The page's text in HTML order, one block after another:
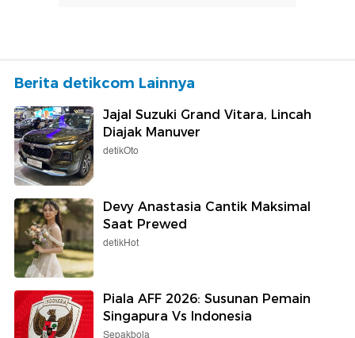
Berita detikcom Lainnya
Jajal Suzuki Grand Vitara, Lincah
Diajak Manuver
detikOto
Devy Anastasia Cantik Maksimal
Saat Prewed
detikHot
Piala AFF 2026: Susunan Pemain
Singapura Vs Indonesia
Sepakbola